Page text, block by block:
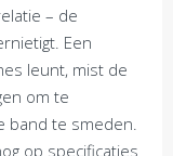
– de
Een
leunt, mist de
om te
band te smeden.
op specificaties